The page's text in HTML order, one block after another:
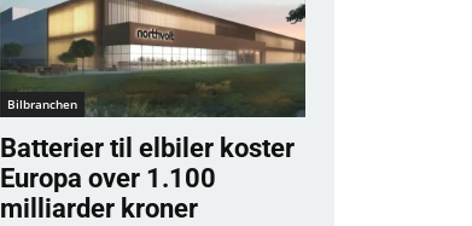
Bilbranchen
Batterier til elbiler koster
Europa over 1.100
milliarder kroner